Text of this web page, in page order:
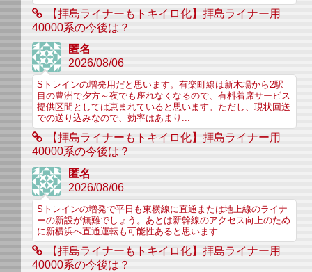
【拝島ライナーもトキイロ化】拝島ライナー用
40000系の今後は？
匿名
2026/08/06
Sトレインの増発用だと思います。有楽町線は新木場から2駅
目の豊洲で夕方～夜でも座れなくなるので、有料着席サービス
提供区間としては恵まれていると思います。ただし、現状回送
での送り込みなので、効率はあまり...
【拝島ライナーもトキイロ化】拝島ライナー用
40000系の今後は？
匿名
2026/08/06
Sトレインの増発で平日も東横線に直通または地上線のライナ
ーの新設が無難でしょう。あとは新幹線のアクセス向上のため
に新横浜へ直通運転も可能性あると思います
【拝島ライナーもトキイロ化】拝島ライナー用
40000系の今後は？